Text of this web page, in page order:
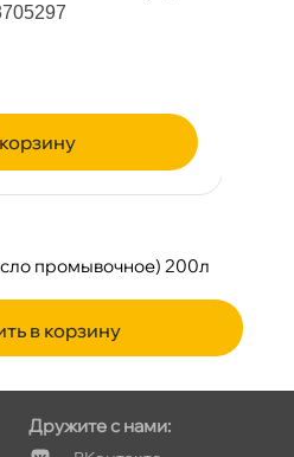
промывочное) 200л
в корзину
Дружите с нами: